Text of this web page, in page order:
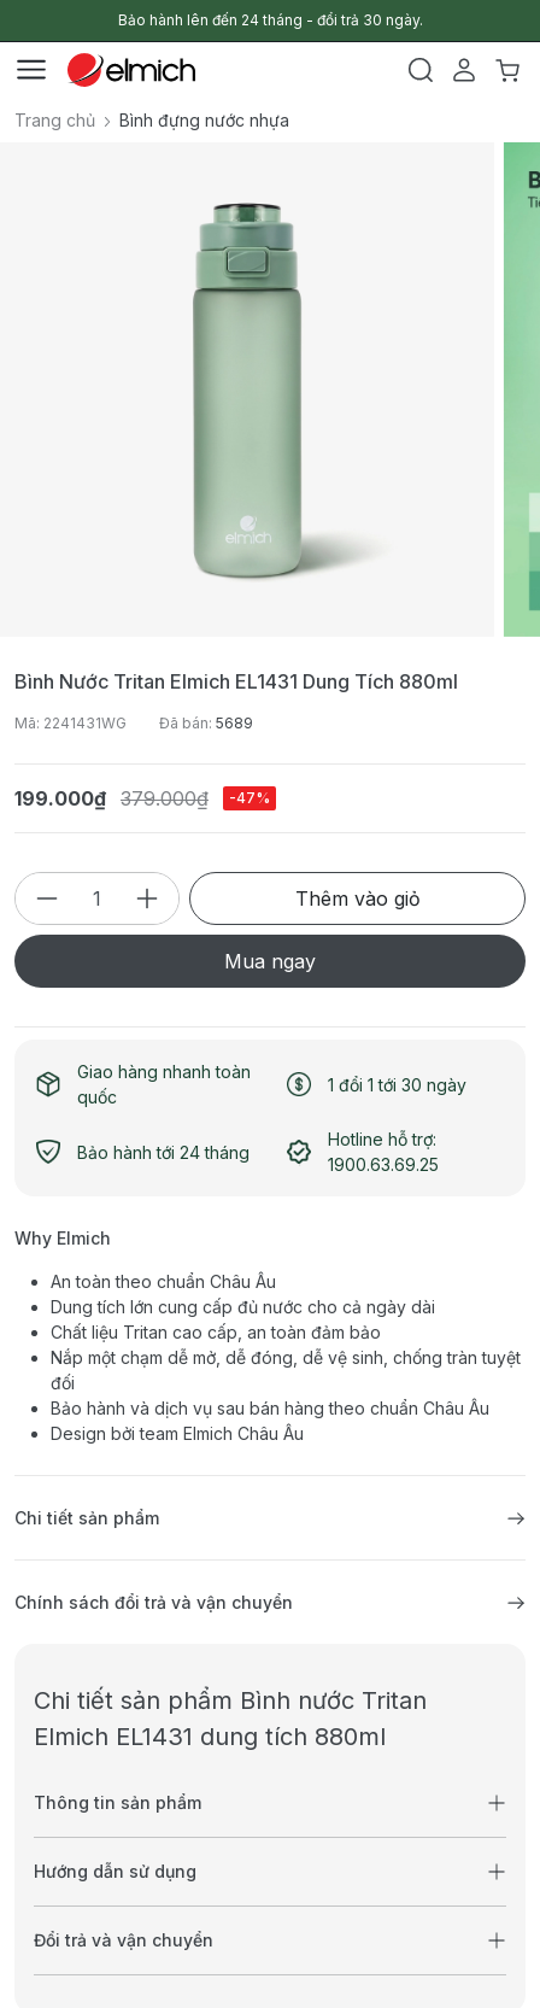
Bảo hành lên đến 24 tháng - đổi trả 30 ngày.
Trang chủ Bình đựng nước nhựa
Bình Nước Tritan Elmich EL1431 Dung Tích 880ml
Mã: 2241431WG Đã bán: 5689
199.000₫ 379.000₫ -47%
Thêm vào giỏ
Mua ngay
Giao hàng nhanh toàn
quốc
1 đổi 1 tới 30 ngày
Bảo hành tới 24 tháng
Hotline hỗ trợ:
1900.63.69.25
Why Elmich
An toàn theo chuẩn Châu Âu
Dung tích lớn cung cấp đủ nước cho cả ngày dài
Chất liệu Tritan cao cấp, an toàn đảm bảo
Nắp một chạm dễ mở, dễ đóng, dễ vệ sinh, chống tràn tuyệt
đối
Bảo hành và dịch vụ sau bán hàng theo chuẩn Châu Âu
Design bởi team Elmich Châu Âu
Chi tiết sản phẩm
Chính sách đổi trả và vận chuyển
Chi tiết sản phẩm Bình nước Tritan
Elmich EL1431 dung tích 880ml
Thông tin sản phẩm
Hướng dẫn sử dụng
Đổi trả và vận chuyển